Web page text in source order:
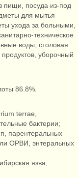
пищи, посуда из-под
для мытья
ухода за больными,
техническое
воды, столовая
уборочный
86.8%.
terrae,
бактерии;
парентеральных
ОРВИ, энтеральных
язва,